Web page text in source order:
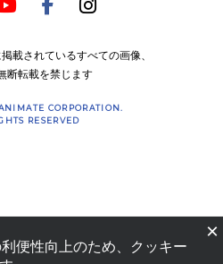
載されているすべての画像、
断転載を禁じます
CORPORATION.
RESERVED
×
便性向上のため、クッキー